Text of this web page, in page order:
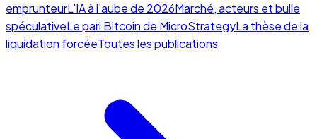
emprunteurL'IA à l'aube de 2026Marché, acteurs et bulle
spéculativeLe pari Bitcoin de MicroStrategyLa thèse de la
liquidation forcéeToutes les publications